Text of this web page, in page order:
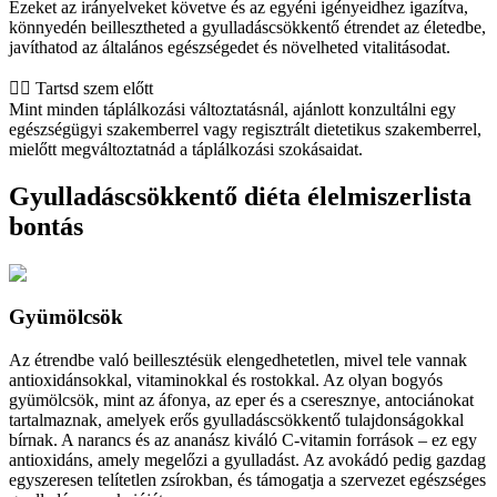
Ezeket az irányelveket követve és az egyéni igényeidhez igazítva,
könnyedén beillesztheted a gyulladáscsökkentő étrendet az életedbe,
javíthatod az általános egészségedet és növelheted vitalitásodat.
👨‍⚕️️ Tartsd szem előtt
Mint minden táplálkozási változtatásnál, ajánlott konzultálni egy
egészségügyi szakemberrel vagy regisztrált dietetikus szakemberrel,
mielőtt megváltoztatnád a táplálkozási szokásaidat.
Gyulladáscsökkentő diéta élelmiszerlista
bontás
Gyümölcsök
Az étrendbe való beillesztésük elengedhetetlen, mivel tele vannak
antioxidánsokkal, vitaminokkal és rostokkal. Az olyan bogyós
gyümölcsök, mint az áfonya, az eper és a cseresznye, antociánokat
tartalmaznak, amelyek erős gyulladáscsökkentő tulajdonságokkal
bírnak. A narancs és az ananász kiváló C-vitamin források – ez egy
antioxidáns, amely megelőzi a gyulladást. Az avokádó pedig gazdag
egyszeresen telítetlen zsírokban, és támogatja a szervezet egészséges